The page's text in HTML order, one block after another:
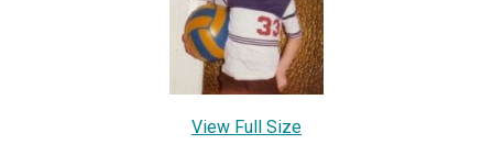
View Full Size